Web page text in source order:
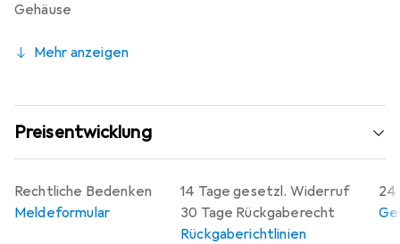
Gehäuse
Mehr anzeigen
Preisentwicklung
14 Tage gesetzl. Widerruf
30 Tage Rückgaberecht
Rückgaberichtlinien
24
Rechtliche Bedenken
Meldeformular